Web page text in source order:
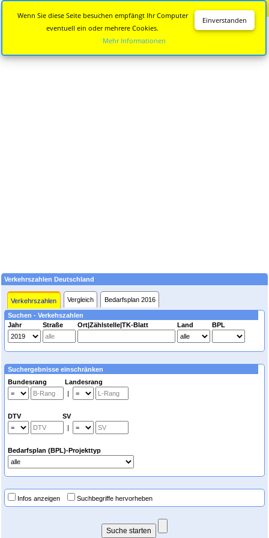
Verkehrszahlen Deutschland
Verkehrszahlen Vergleich Bedarfsplan 2016
Suchen - Verkehszahlen
Jahr
Straße Ort|Zählstelle|TK-Blatt Land BPL
Suchergebnisse einschränken
Bundesrang Landesrang
|
DTV SV
|
Bedarfsplan (BPL)-Projekttyp
Infos anzeigen Suchbegriffe hervorheben
Einverstanden
Wenn Sie diese Seite besuchen empfängt Ihr Computer
eventuell ein oder mehrere Cookies.
Mehr Informationen